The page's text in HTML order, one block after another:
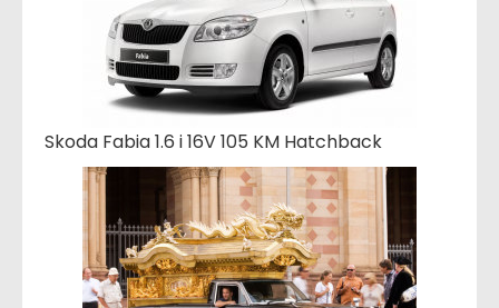
Skoda Fabia 1.6 i 16V 105 KM Hatchback